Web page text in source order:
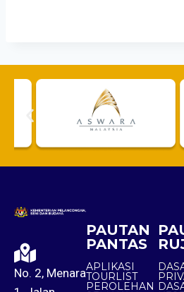
No. 2, Menara
PAUTAN
PANTAS
APLIKASI
TOURLIST
PEROLEHAN